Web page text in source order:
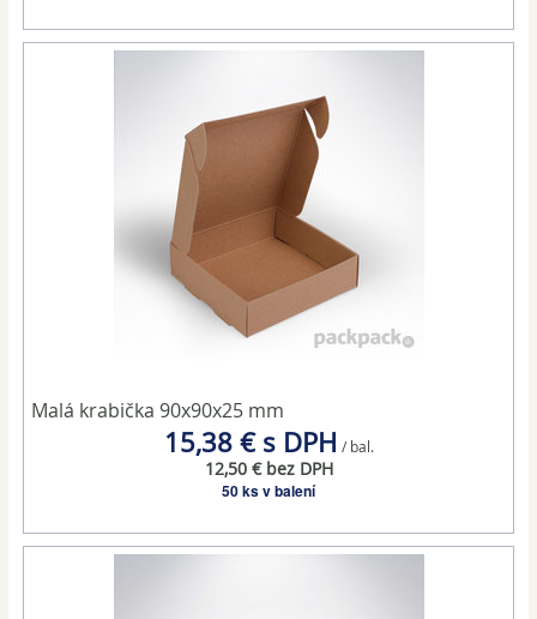
Malá krabička 90x90x25 mm
15,38 € s DPH / bal.
12,50 € bez DPH
50 ks v balení